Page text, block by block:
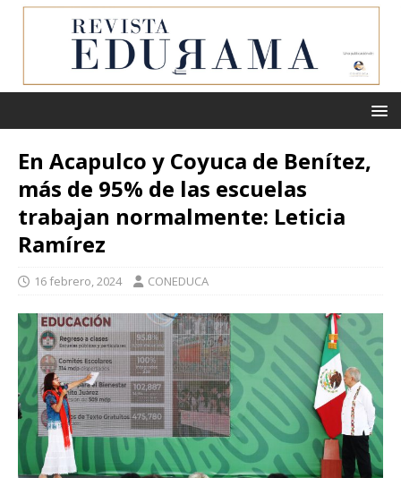
En Acapulco y Coyuca de Benítez,
más de 95% de las escuelas
trabajan normalmente: Leticia
Ramírez
16 febrero, 2024 CONEDUCA